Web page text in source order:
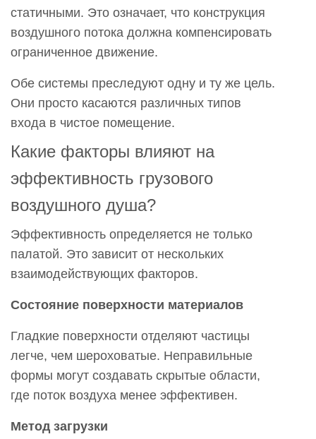
статичными. Это означает, что конструкция
воздушного потока должна компенсировать
ограниченное движение.
Обе системы преследуют одну и ту же цель.
Они просто касаются различных типов
входа в чистое помещение.
Какие факторы влияют на
эффективность грузового
воздушного душа?
Эффективность определяется не только
палатой. Это зависит от нескольких
взаимодействующих факторов.
Состояние поверхности материалов
Гладкие поверхности отделяют частицы
легче, чем шероховатые. Неправильные
формы могут создавать скрытые области,
где поток воздуха менее эффективен.
Метод загрузки